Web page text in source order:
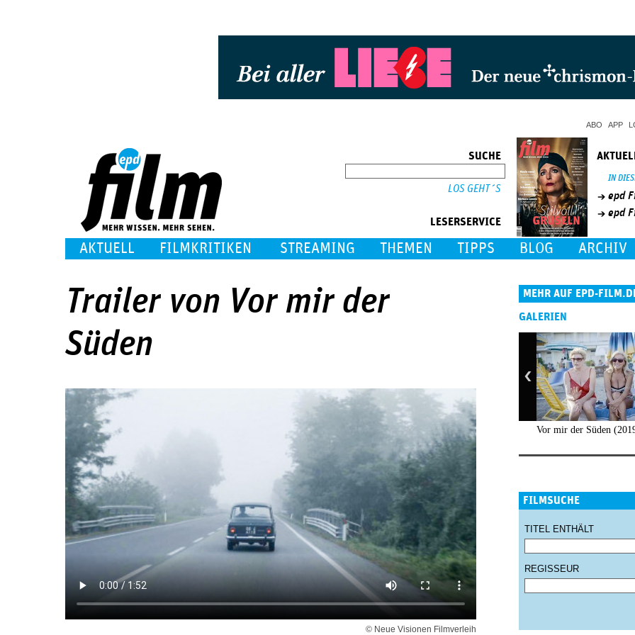
ABO APP
SUCHE
LESERSERVICE
IN
epd
epd
AKTUELL FILMKRITIKEN STREAMING THEMEN TIPPS BLOG ARCHIV
Trailer von Vor mir der
Süden
© Neue Visionen Filmverleih
MEHR AUF EPD-
GALERIEN
Vor mir der Süden
FILMSUCHE
TITEL ENTHÄLT
REGISSEUR